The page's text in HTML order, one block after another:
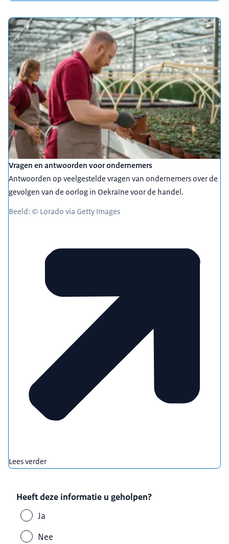
Vragen en antwoorden voor ondernemers
Antwoorden op veelgestelde vragen van ondernemers over de
gevolgen van de oorlog in Oekraïne voor de handel.
Beeld: © Lorado via Getty Images
Lees verder
Heeft deze informatie u geholpen?
Ja
Nee